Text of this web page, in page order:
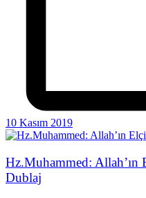
10 Kasım 2019
Hz.Muhammed:
Dublaj